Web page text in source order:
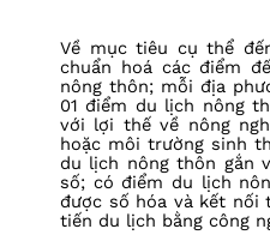
Về mục tiêu cụ thể
chuẩn hoá các điểm
nông thôn; mỗi địa
01 điểm du lịch nông
với lợi thế về nông
hoặc môi trường sinh
du lịch nông thôn gắn
số; có điểm du lịch
được số hóa và kết nối
tiến du lịch bằng công